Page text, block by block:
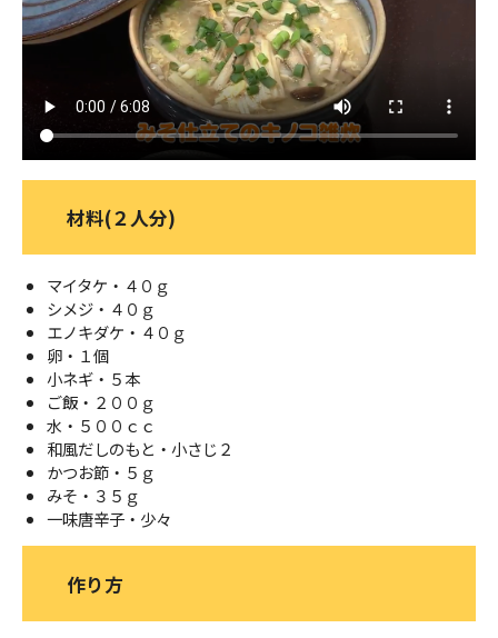
ＹＢＣオンデマンド
やまがた情熱市場
材料(２人分)
マイタケ・４０ｇ
シメジ・４０ｇ
エノキダケ・４０ｇ
卵・１個
小ネギ・５本
ご飯・２００ｇ
水・５００ｃｃ
和風だしのもと・小さじ２
かつお節・５ｇ
みそ・３５ｇ
一味唐辛子・少々
作り方